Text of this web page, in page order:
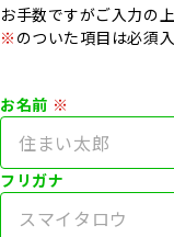
会社案内
運営サービス・
イベント
お手数ですがご入力の
※ のついた項目は必須
お名前
フリガナ